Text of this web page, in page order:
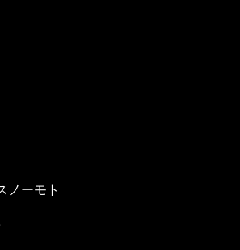
ノーモト